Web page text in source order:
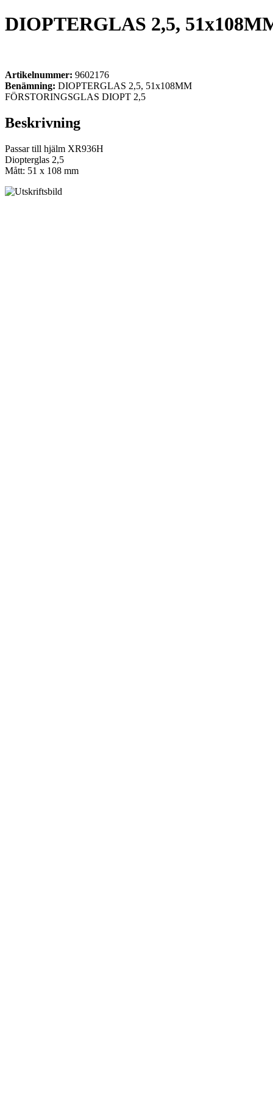
DIOPTERGLAS 2,5,
Artikelnummer: 9602176
Benämning: DIOPTERGLAS 2,5, 51x108MM
FÖRSTORINGSGLAS DIOPT 2,5
Beskrivning
Passar till hjälm XR936H
Diopterglas 2,5
Mått: 51 x 108 mm